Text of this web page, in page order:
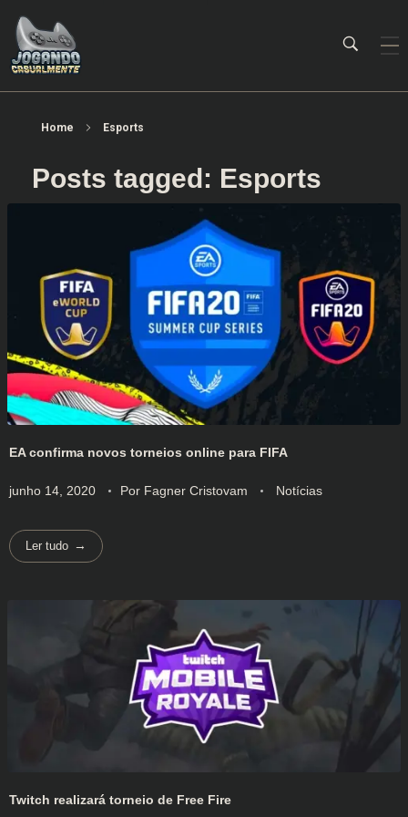
Home Esports
Posts tagged: Esports
EA confirma novos torneios online para FIFA
junho 14, 2020 Por Fagner Cristovam Notícias
Ler tudo
Twitch realizará torneio de Free Fire